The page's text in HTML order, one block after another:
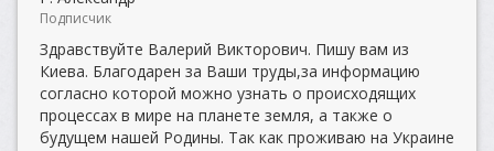
Подписчик
Здравствуйте Валерий Викторович. Пишу вам из
Киева. Благодарен за Ваши труды,за информацию
согласно которой можно узнать о происходящих
процессах в мире на планете земля, а также о
будущем нашей Родины. Так как проживаю на Украине